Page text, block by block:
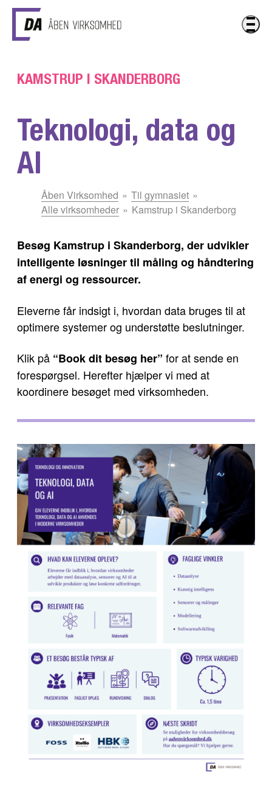
Gå til hovedindhold
KAMSTRUP I SKANDERBORG
Teknologi, data og
AI
Åben Virksomhed
Til gymnasiet
Alle virksomheder
Kamstrup i Skanderborg
Besøg Kamstrup i Skanderborg, der udvikler
intelligente løsninger til måling og håndtering
af energi og ressourcer.
Eleverne får indsigt i, hvordan data bruges til at
optimere systemer og understøtte beslutninger.
Klik på “Book dit besøg her” for at sende en
forespørgsel. Herefter hjælper vi med at
koordinere besøget med virksomheden.